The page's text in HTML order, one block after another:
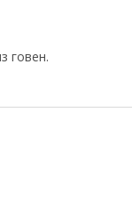
говен.